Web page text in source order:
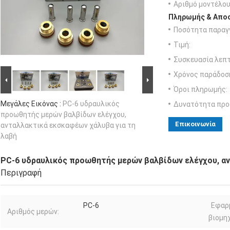
Μεγάλες Εικόνας : PC-6 υδραυλικός
προωθητής μερών βαλβίδων ελέγχου,
ανταλλακτικά εκσκαφέων χάλυβα για τη
λαβή
Αριθμό
Πληρωμής &
Ποσότητα
Τιμή:
Συσκευασία
Χρόνος
Όροι πληρωμής:
Δυνατότητα
Επικοινωνία
PC-6 υδραυλικός προωθητής μερών βαλβίδων ελέγχου,
Περιγραφή
Αριθμός μερών:
PC-6